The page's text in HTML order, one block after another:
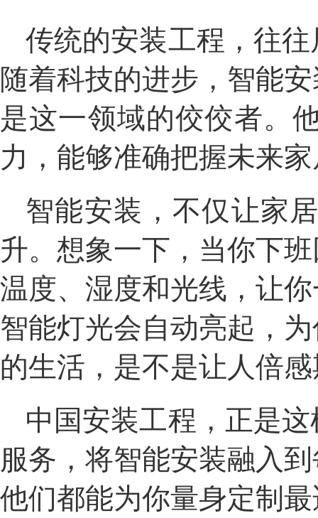
传统的安装工程，往
随着科技的进步，智能
是这一领域的佼佼者。
力，能够准确把握未来
智能安装，不仅让家
升。想象一下，当你下
温度、湿度和光线，让
智能灯光会自动亮起，
的生活，是不是让人倍
中国安装工程，正是
服务，将智能安装融入
他们都能为你量身定制